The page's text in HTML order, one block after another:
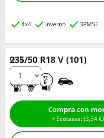
4x4 Inverno 3PMSF
235/50 R18 V (101)
72
B
Q.tà
+ Ecotassa: (3,54€